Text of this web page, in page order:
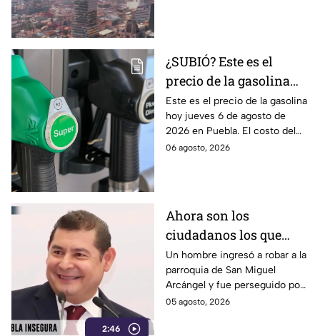
¿SUBIÓ? Este es el
precio de la gasolina
Puebla hoy jueves 6 de
agosto de 2026
Este es el precio de la gasolina
hoy jueves 6 de agosto de
2026 en Puebla. El costo del
combustible cambia todos los
06 agosto, 2026
2:46
Ahora son los
ciudadanos los que
detienen a los
delincuentes: feligreses
detienen a presunto
ladrón ante la
Un hombre ingresó a robar a la
parroquia de San Miguel
Arcángel y fue perseguido por
los propios feligreses, quienes
05 agosto, 2026